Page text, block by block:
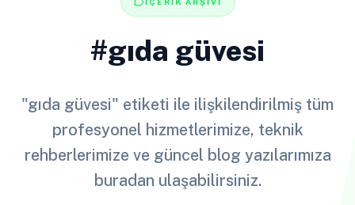
#gıda güvesi
"gıda güvesi" etiketi ile ilişkilendirilmiş tüm
profesyonel hizmetlerimize, teknik
rehberlerimize ve güncel blog yazılarımıza
buradan ulaşabilirsiniz.